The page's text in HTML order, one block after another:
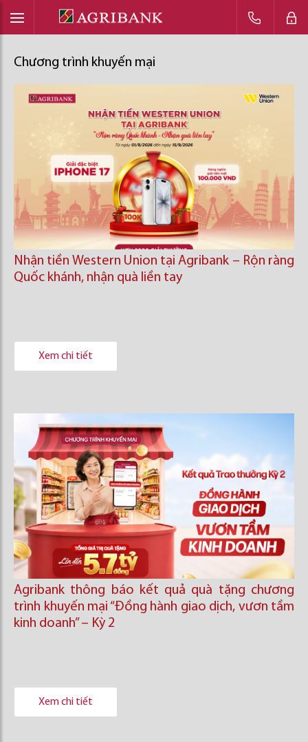
Chương trình khuyến mại
Nhận tiền Western Union tại Agribank – Rộn ràng
Quốc khánh, nhận quà liền tay
Xem chi tiết
Agribank thông báo kết quả quà tặng chương
trình khuyến mại “Đồng hành giao dịch, vươn tầm
kinh doanh’’ – Kỳ 2
Xem chi tiết